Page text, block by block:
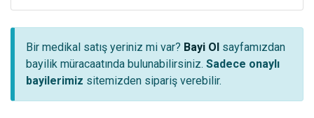
Bir medikal satış yeriniz mi var? Bayi Ol sayfamızdan
bayilik müracaatında bulunabilirsiniz. Sadece onaylı
bayilerimiz sitemizden sipariş verebilir.